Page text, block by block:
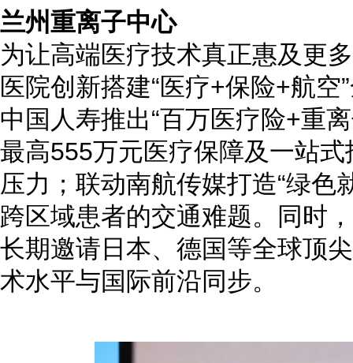
兰州重离子中心
为让高端医疗技术真正惠及更
医院创新搭建“医疗+保险+航
中国人寿推出“百万医疗险+重
最高555万元医疗保障及一站
压力；联动南航传媒打造“绿色
跨区域患者的交通难题。同时
长期邀请日本、德国等全球顶
术水平与国际前沿同步。